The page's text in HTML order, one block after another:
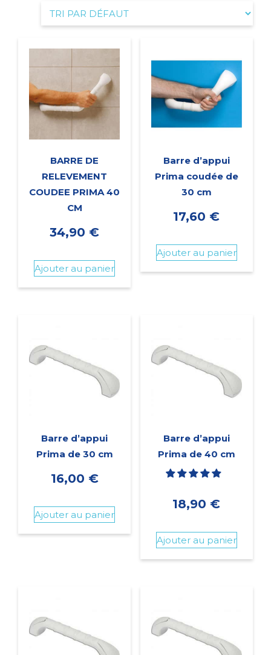
BARRE DE
RELEVEMENT
COUDEE PRIMA 40
CM
34,90 €
Ajouter au panier
Barre d’appui
Prima coudée de
30 cm
17,60 €
Ajouter au panier
Barre d’appui
Prima de 30 cm
16,00 €
Ajouter au panier
Barre d’appui
Prima de 40 cm
18,90 €
Ajouter au panier